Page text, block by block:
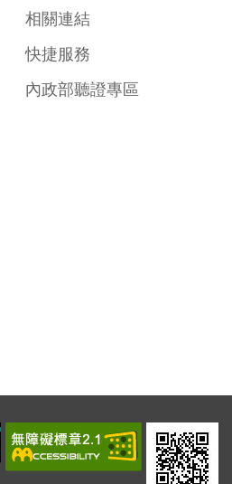
相關連結
快捷服務
內政部聽證專區